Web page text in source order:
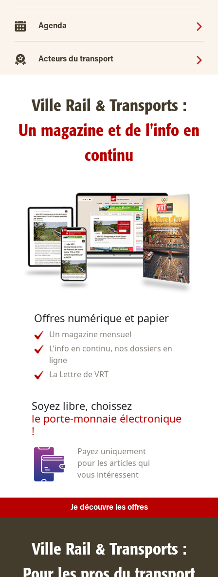
Agenda
Acteurs du transport
Ville Rail & Transports :
Un magazine et de l'info en
continu
Offres numérique et papier
Un magazine mensuel
L'info en continu, nos dossiers en
ligne
La Lettre de VRT
Soyez libre, choissez
le porte-monnaie électronique
!
Payez uniquement
pour les articles qui
vous intéressent
Je découvre les offres
Ville Rail & Transports :